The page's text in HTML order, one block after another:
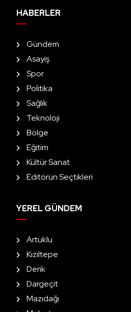
HABERLER
Gündem
Asayiş
Spor
Politika
Sağlık
Teknoloji
Bölge
Eğitim
Kültür Sanat
Editörün Seçtikleri
YEREL GÜNDEM
Artuklu
Kızıltepe
Derik
Dargeçit
Mazıdağı